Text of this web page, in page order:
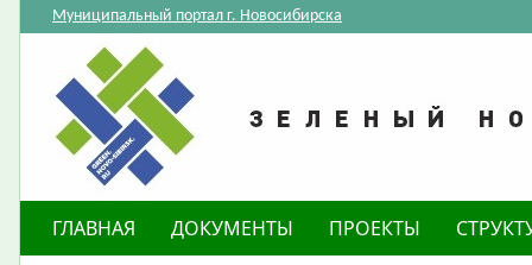
Муниципальный портал г. Новосибирска
ГЛАВНАЯ ДОКУМЕНТЫ ПРОЕКТЫ